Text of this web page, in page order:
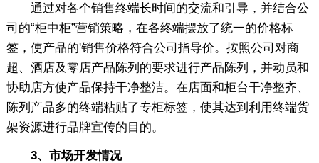
通过对各个销售终端长时间的交流和引导，并结合公
司的“柜中柜”营销策略，在各终端摆放了统一的价格标
签，使产品的'销售价格符合公司指导价。按照公司对商
超、酒店及零店产品陈列的要求进行产品陈列，并动员和
协助店方使产品保持干净整洁。在店面和柜台干净整齐、
陈列产品多的终端粘贴了专柜标签，使其达到利用终端货
架资源进行品牌宣传的目的。
3、市场开发情况